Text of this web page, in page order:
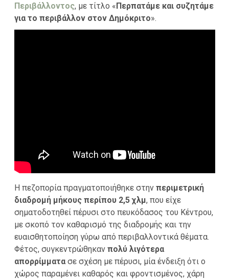
Περιβάλλοντος, με τίτλο «Περπατάμε και συζητάμε
για το περιβάλλον στον Δημόκριτο».
Η πεζοπορία πραγματοποιήθηκε στην περιμετρική
διαδρομή μήκους περίπου 2,5 χλμ, που είχε
σηματοδοτηθεί πέρυσι στο πευκόδασος του Κέντρου,
με σκοπό τον καθαρισμό της διαδρομής και την
ευαισθητοποίηση γύρω από περιβαλλοντικά θέματα.
Φέτος, συγκεντρώθηκαν πολύ λιγότερα
απορρίμματασε σχέση με πέρυσι, μία ένδειξη ότι ο
χώρος παραμένει καθαρός και φροντισμένος, χάρη